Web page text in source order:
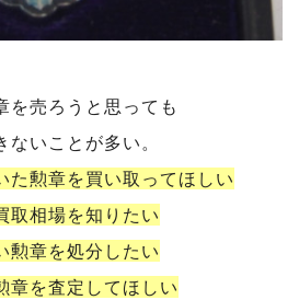
を売ろうと思っても
いことが多い。
た勲章を買い取ってほしい
取相場を知りたい
勲章を処分したい
章を査定してほしい